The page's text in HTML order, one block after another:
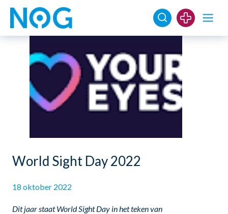
World Sight Day 2022
18 oktober 2022
Dit jaar staat World Sight Day in het teken van